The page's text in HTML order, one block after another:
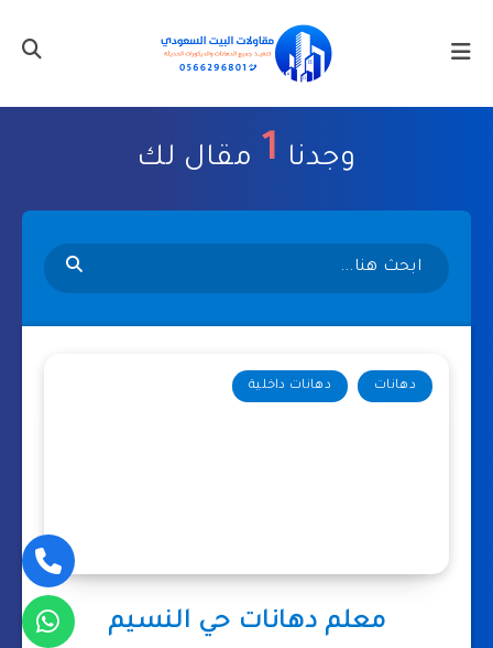
وجدنا 1 مقال لك
دهانات دهانات داخلية
معلم دهانات حي النسيم